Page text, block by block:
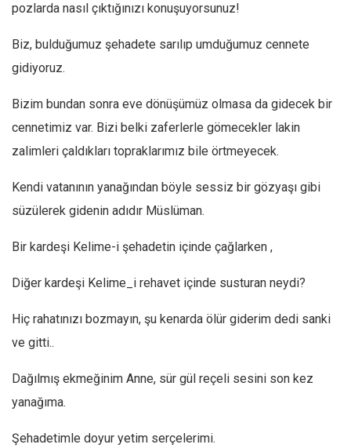
pozlarda nasıl çıktığınızı konuşuyorsunuz!
Biz, bulduğumuz şehadete sarılıp umduğumuz cennete
gidiyoruz.
Bizim bundan sonra eve dönüşümüz olmasa da gidecek bir
cennetimiz var. Bizi belki zaferlerle gömecekler lakin
zalimleri çaldıkları topraklarımız bile örtmeyecek.
Kendi vatanının yanağından böyle sessiz bir gözyaşı gibi
süzülerek gidenin adıdır Müslüman.
Bir kardeşi Kelime-i şehadetin içinde çağlarken ,
Diğer kardeşi Kelime_i rehavet içinde susturan neydi?
Hiç rahatınızı bozmayın, şu kenarda ölür giderim dedi sanki
ve gitti..
Dağılmış ekmeğinim Anne, sür gül reçeli sesini son kez
yanağıma.
Şehadetimle doyur yetim serçelerimi.